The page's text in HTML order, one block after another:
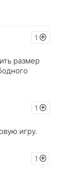
1
размер
1
игру.
1